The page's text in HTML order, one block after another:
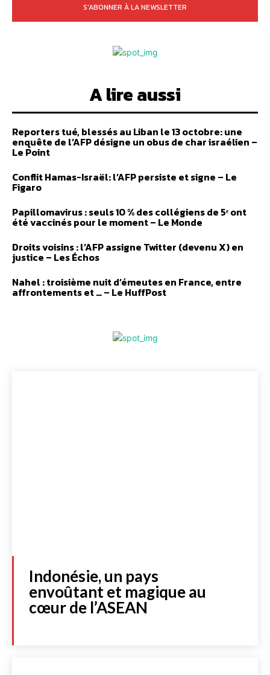
S'ABONNER À LA NEWSLETTER
A lire aussi
Reporters tué, blessés au Liban le 13 octobre: une
enquête de l’AFP désigne un obus de char israélien –
Le Point
Conflit Hamas-Israël: l’AFP persiste et signe – Le
Figaro
Papillomavirus : seuls 10 % des collégiens de 5ᵉ ont
été vaccinés pour le moment – Le Monde
Droits voisins : l’AFP assigne Twitter (devenu X) en
justice – Les Échos
Nahel : troisième nuit d’émeutes en France, entre
affrontements et … – Le HuffPost
Indonésie, un pays
envoûtant et magique au
cœur de l’ASEAN